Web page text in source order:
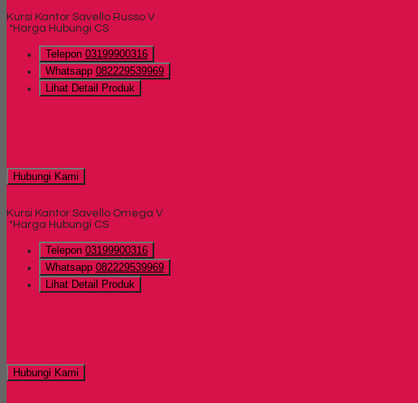
Kursi Kantor Savello Russo V
*Harga Hubungi CS
Telepon 03199900316
Whatsapp 082229539969
Lihat Detail Produk
Hubungi Kami
Kursi Kantor Savello Omega V
*Harga Hubungi CS
Telepon 03199900316
Whatsapp 082229539969
Lihat Detail Produk
Hubungi Kami